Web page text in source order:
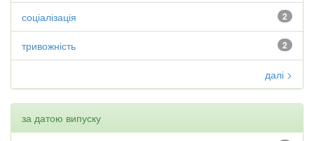
2
соціалізація
2
тривожність
далі >
за датою випуску